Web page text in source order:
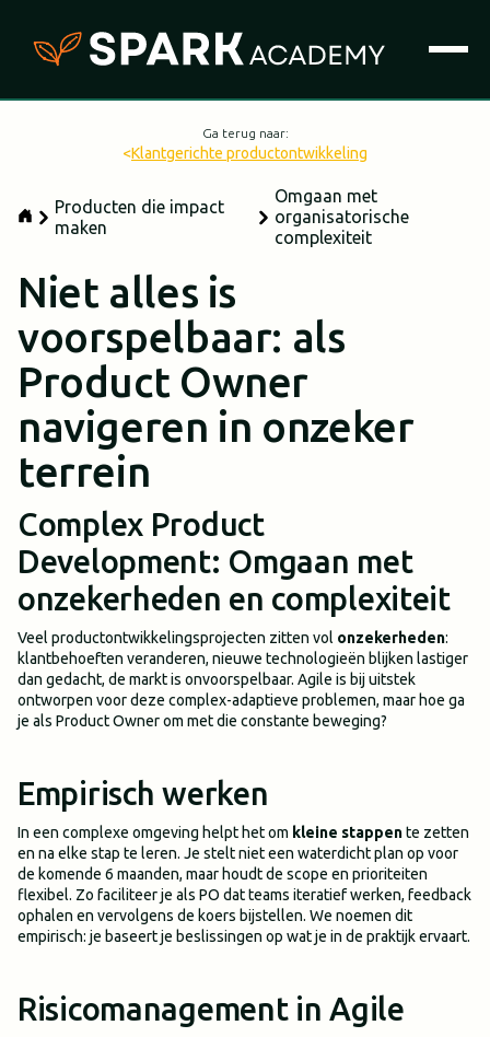
Ga terug naar:
<Klantgerichte productontwikkeling
Producten die impact
maken
Omgaan met
organisatorische
complexiteit
Niet alles is
voorspelbaar: als
Product Owner
navigeren in onzeker
terrein
Complex Product
Development: Omgaan met
onzekerheden en complexiteit
Veel productontwikkelingsprojecten zitten vol onzekerheden:
klantbehoeften veranderen, nieuwe technologieën blijken lastiger
dan gedacht, de markt is onvoorspelbaar. Agile is bij uitstek
ontworpen voor deze complex-adaptieve problemen, maar hoe ga
je als Product Owner om met die constante beweging?
Empirisch werken
In een complexe omgeving helpt het om kleine stappente zetten
en na elke stap te leren. Je stelt niet een waterdicht plan op voor
de komende 6 maanden, maar houdt de scope en prioriteiten
flexibel. Zo faciliteer je als PO dat teams iteratief werken, feedback
ophalen en vervolgens de koers bijstellen. We noemen dit
empirisch: je baseert je beslissingen op wat je in de praktijk ervaart.
Risicomanagement in Agile